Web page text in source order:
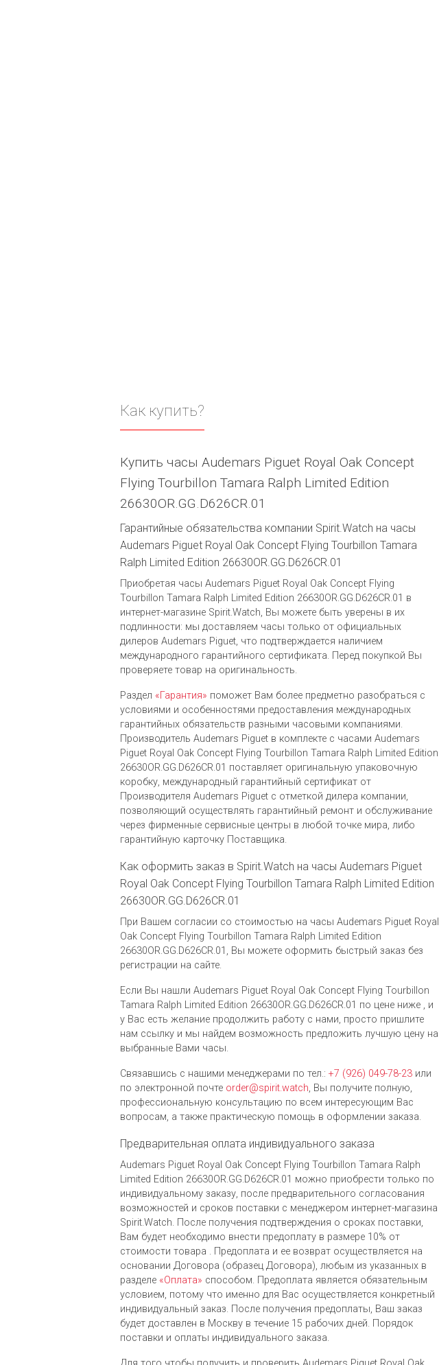
Как купить?
Купить часы Audemars Piguet Royal Oak Concept
Flying Tourbillon Tamara Ralph Limited Edition
26630OR.GG.D626CR.01
Гарантийные обязательства компании Spirit.Watch на часы
Audemars Piguet Royal Oak Concept Flying Tourbillon Tamara
Ralph Limited Edition 26630OR.GG.D626CR.01
Приобретая часы Audemars Piguet Royal Oak Concept Flying
Tourbillon Tamara Ralph Limited Edition 26630OR.GG.D626CR.01 в
интернет-магазине Spirit.Watch, Вы можете быть уверены в их
подлинности: мы доставляем часы только от официальных
дилеров Audemars Piguet, что подтверждается наличием
международного гарантийного сертификата. Перед покупкой Вы
проверяете товар на оригинальность.
Раздел «Гарантия» поможет Вам более предметно разобраться с
условиями и особенностями предоставления международных
гарантийных обязательств разными часовыми компаниями.
Производитель Audemars Piguet в комплекте с часами Audemars
Piguet Royal Oak Concept Flying Tourbillon Tamara Ralph Limited Edition
26630OR.GG.D626CR.01 поставляет оригинальную упаковочную
коробку, международный гарантийный сертификат от
Производителя Audemars Piguet c отметкой дилера компании,
позволяющий осуществлять гарантийный ремонт и обслуживание
через фирменные сервисные центры в любой точке мира, либо
гарантийную карточку Поставщика.
Как оформить заказ в Spirit.Watch на часы Audemars Piguet
Royal Oak Concept Flying Tourbillon Tamara Ralph Limited Edition
26630OR.GG.D626CR.01
При Вашем согласии со стоимостью на часы Audemars Piguet Royal
Oak Concept Flying Tourbillon Tamara Ralph Limited Edition
26630OR.GG.D626CR.01, Вы можете оформить быстрый заказ без
регистрации на сайте.
Если Вы нашли Audemars Piguet Royal Oak Concept Flying Tourbillon
Tamara Ralph Limited Edition 26630OR.GG.D626CR.01 по цене ниже , и
у Вас есть желание продолжить работу с нами, просто пришлите
нам ссылку и мы найдем возможность предложить лучшую цену на
выбранные Вами часы.
Связавшись с нашими менеджерами по тел.: +7 (926) 049-78-23 или
по электронной почте order@spirit.watch, Вы получите полную,
профессиональную консультацию по всем интересующим Вас
вопросам, а также практическую помощь в оформлении заказа.
Предварительная оплата индивидуального заказа
Audemars Piguet Royal Oak Concept Flying Tourbillon Tamara Ralph
Limited Edition 26630OR.GG.D626CR.01 можно приобрести только по
индивидуальному заказу, после предварительного согласования
возможностей и сроков поставки с менеджером интернет-магазина
Spirit.Watch. После получения подтверждения о сроках поставки,
Вам будет необходимо внести предоплату в размере 10% от
стоимости товара . Предоплата и ее возврат осуществляется на
основании Договора (образец Договора), любым из указанных в
разделе «Оплата» способом. Предоплата является обязательным
условием, потому что именно для Вас осуществляется конкретный
индивидуальный заказ. После получения предоплаты, Ваш заказ
будет доставлен в Москву в течение 15 рабочих дней. Порядок
поставки и оплаты индивидуального заказа.